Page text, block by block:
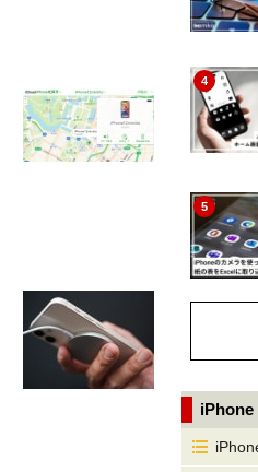
4
5
iPhone